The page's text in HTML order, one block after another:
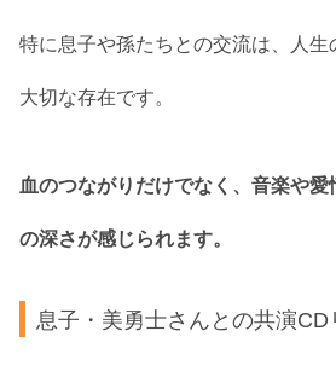
特に息子や孫たちとの交流は、人生
大切な存在です。
血のつながりだけでなく、音楽や
の深さが感じられます。
息子・美勇士さんとの共演CD